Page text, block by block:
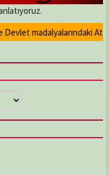
madalyalarındaki